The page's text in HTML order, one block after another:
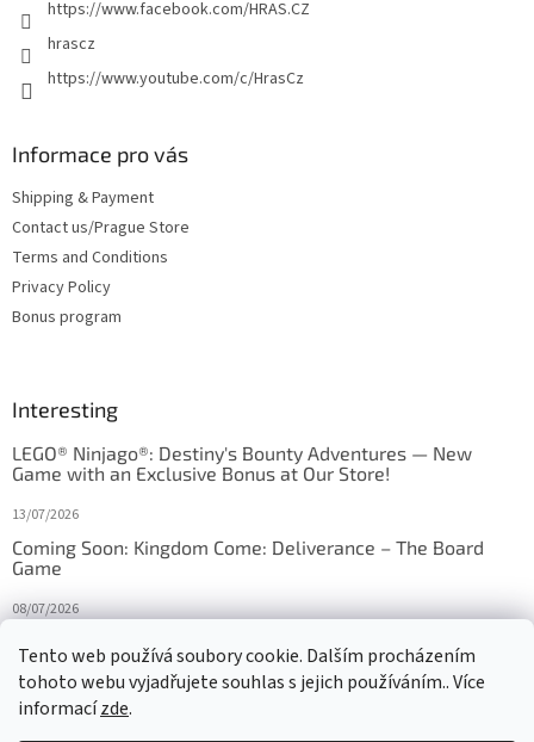
Tento web používá soubory cookie. Dalším procházením
tohoto webu vyjadřujete souhlas s jejich používáním.. Více
informacízde.
https://www.facebook.com/HRAS.CZ
hrascz
https://www.youtube.com/c/HrasCz
Informace pro vás
Shipping & Payment
Contact us/Prague Store
Terms and Conditions
Privacy Policy
Bonus program
Interesting
LEGO® Ninjago®: Destiny's Bounty Adventures — New
Game with an Exclusive Bonus at Our Store!
13/07/2026
Coming Soon: Kingdom Come: Deliverance – The Board
Game
08/07/2026
27/10/2025